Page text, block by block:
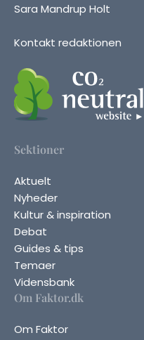
Sara Mandrup Holt
Kontakt redaktionen
Sektioner
Aktuelt
Nyheder
Kultur & inspiration
Debat
Guides & tips
Temaer
Vidensbank
Om Faktor.dk
Om Faktor